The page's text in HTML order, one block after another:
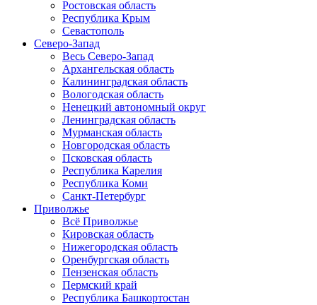
Ростовская область
Республика Крым
Севастополь
Северо-Запад
Весь Северо-Запад
Архангельская область
Калининградская область
Вологодская область
Ненецкий автономный округ
Ленинградская область
Мурманская область
Новгородская область
Псковская область
Республика Карелия
Республика Коми
Санкт-Петербург
Приволжье
Всё Приволжье
Кировская область
Нижегородская область
Оренбургская область
Пензенская область
Пермский край
Республика Башкортостан